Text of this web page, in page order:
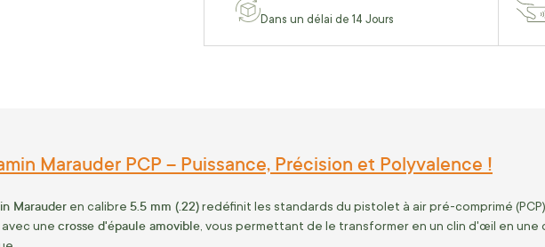
Dans un délai de 14 Jours
Marauder PCP – Puissance, Précision et Polyvalence !
Marauder en calibre 5.5 mm (.22)redéfinit les standards du pistolet à air pré-comprimé
une crosse d'épaule amovible , vous permettant de le transformer en un clin d'œil en